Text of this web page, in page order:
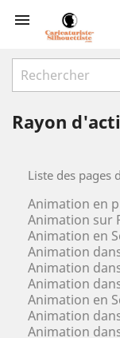

Rayon
Liste des pages
Animation en
Animation sur
Animation en
Animation
Animation
Animation
Animation en
Animation
Animation